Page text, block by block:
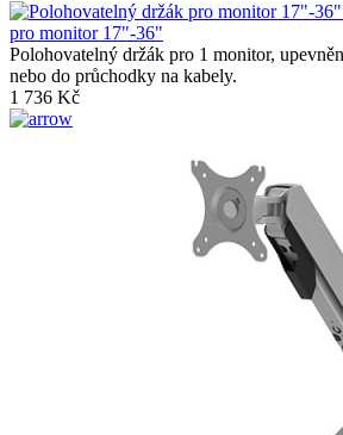
pro monitor 17"-36"
Polohovatelný držák pro 1 monitor,
nebo do průchodky na kabely.
1 736 Kč